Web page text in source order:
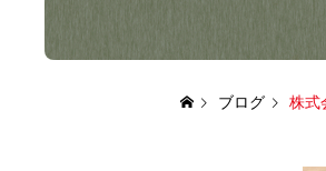
ブログ 株式